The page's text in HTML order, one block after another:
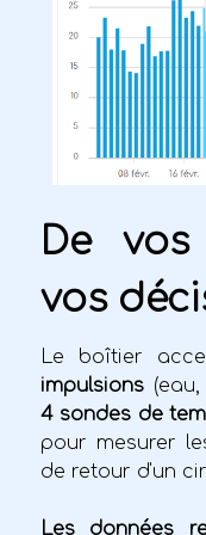
De
vos
Le boîtier
impulsions
4 sondes de
pour mesurer
de retour d'un
Les données